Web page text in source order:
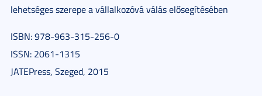
lehetséges szerepe a vállalkozóvá válás elősegítésében
ISBN: 978-963-315-256-0
ISSN: 2061-1315
JATEPress, Szeged, 2015